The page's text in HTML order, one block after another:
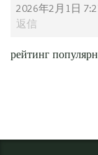
2026年2月1日
返信
рейтинг